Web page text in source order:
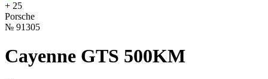
+ 25
Porsche
№ 91305
Cayenne GTS 500KM